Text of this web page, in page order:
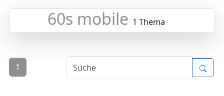
60s mobile 1 Thema
1